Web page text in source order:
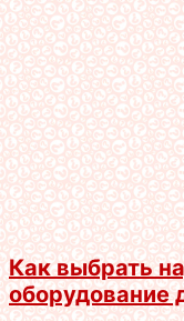
Как выбрать
оборудование